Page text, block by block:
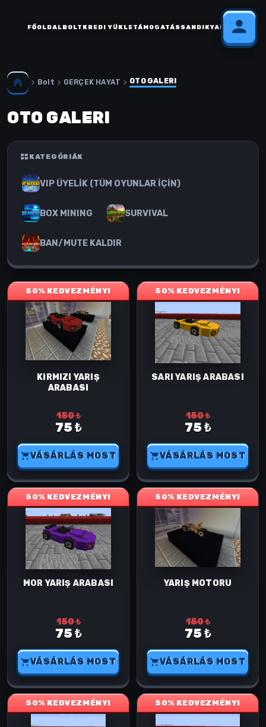
FŐOLDALBOLT KREDI YÜKLETÁMOGATÁSSANDIKYARDIM
Bolt GERÇEK HAYAT OTO GALERI
OTO GALERI
KATEGÓRIÁK
VIP ÜYELİK (TÜM OYUNLAR İÇİN)
BOX MINING SURVIVAL
BAN/MUTE KALDIR
50% KEDVEZMÉNY!
KIRMIZI YARIŞ
ARABASI
150 ₺
75 ₺
VÁSÁRLÁS MOST
50% KEDVEZMÉNY!
SARI YARIŞ ARABASI
150 ₺
75 ₺
VÁSÁRLÁS MOST
50% KEDVEZMÉNY!
MOR YARIŞ ARABASI
150 ₺
75 ₺
VÁSÁRLÁS MOST
50% KEDVEZMÉNY!
YARIŞ MOTORU
150 ₺
75 ₺
VÁSÁRLÁS MOST
50% KEDVEZMÉNY! 50% KEDVEZMÉNY!